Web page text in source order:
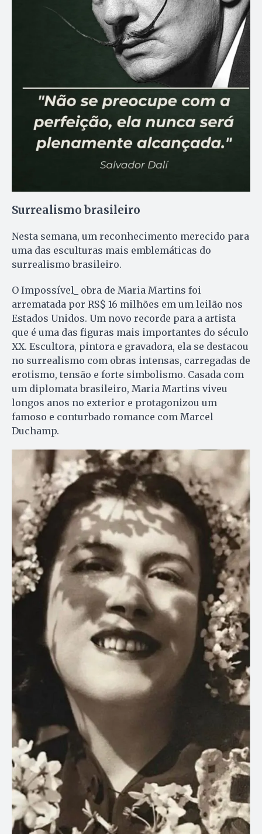
Surrealismo brasileiro
Nesta semana, um reconhecimento merecido para
uma das esculturas mais emblemáticas do
surrealismo brasileiro.
O Impossível_ obra de Maria Martins foi
arrematada por RS$ 16 milhões em um leilão nos
Estados Unidos. Um novo recorde para a artista
que é uma das figuras mais importantes do século
XX. Escultora, pintora e gravadora, ela se destacou
no surrealismo com obras intensas, carregadas de
erotismo, tensão e forte simbolismo. Casada com
um diplomata brasileiro, Maria Martins viveu
longos anos no exterior e protagonizou um
famoso e conturbado romance com Marcel
Duchamp.